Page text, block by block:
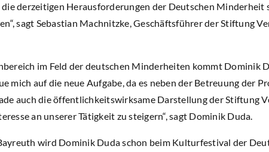
derzeitigen Herausforderungen der Deutschen Minderheit
sagt Sebastian Machnitzke, Geschäftsführer der Stiftung
im Feld der deutschen Minderheiten kommt Dominik
mich auf die neue Aufgabe, da es neben der Betreuung der
auch die öffentlichkeitswirksame Darstellung der Stiftung
an unserer Tätigkeit zu steigern“, sagt Dominik Duda.
wird Dominik Duda schon beim Kulturfestival der